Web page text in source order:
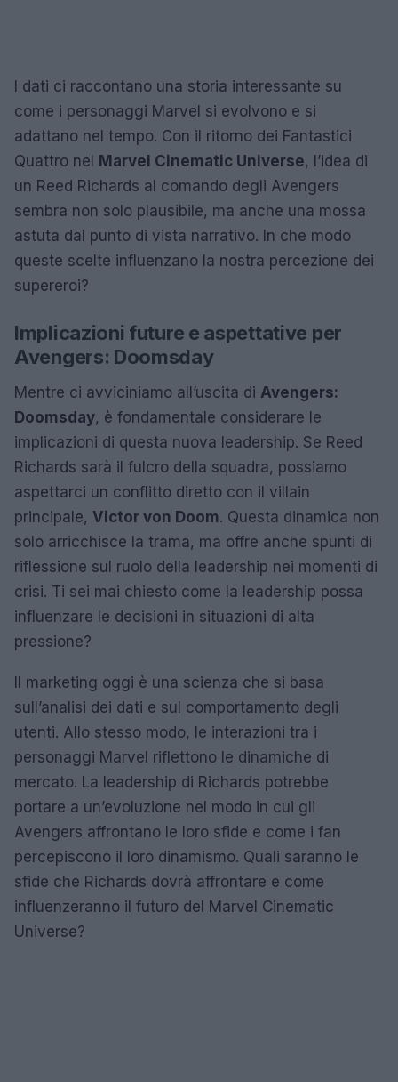
I dati ci raccontano una storia interessante su
come i personaggi Marvel si evolvono e si
adattano nel tempo. Con il ritorno dei Fantastici
Quattro nel Marvel Cinematic Universe, l’idea di
un Reed Richards al comando degli Avengers
sembra non solo plausibile, ma anche una mossa
astuta dal punto di vista narrativo. In che modo
queste scelte influenzano la nostra percezione dei
supereroi?
Implicazioni future e aspettative per
Avengers: Doomsday
Mentre ci avviciniamo all’uscita di Avengers:
Doomsday, è fondamentale considerare le
implicazioni di questa nuova leadership. Se Reed
Richards sarà il fulcro della squadra, possiamo
aspettarci un conflitto diretto con il villain
principale, Victor von Doom. Questa dinamica non
solo arricchisce la trama, ma offre anche spunti di
riflessione sul ruolo della leadership nei momenti di
crisi. Ti sei mai chiesto come la leadership possa
influenzare le decisioni in situazioni di alta
pressione?
Il marketing oggi è una scienza che si basa
sull’analisi dei dati e sul comportamento degli
utenti. Allo stesso modo, le interazioni tra i
personaggi Marvel riflettono le dinamiche di
mercato. La leadership di Richards potrebbe
portare a un’evoluzione nel modo in cui gli
Avengers affrontano le loro sfide e come i fan
percepiscono il loro dinamismo. Quali saranno le
sfide che Richards dovrà affrontare e come
influenzeranno il futuro del Marvel Cinematic
Universe?